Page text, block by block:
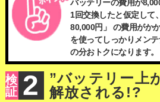
バッテリーの費用が
1回交換したと仮定して
80,000円」 の費用がか
を使ってしっかりメン
の分おトクになります。
検
証 2
”バッテリー上
解放される!?